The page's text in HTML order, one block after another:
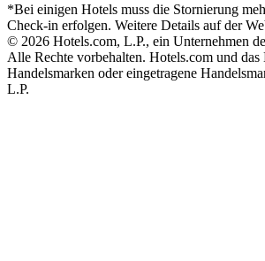
*Bei einigen Hotels muss die Stornierung
Check-in erfolgen. Weitere Details auf der
© 2026 Hotels.com, L.P., ein Unternehmen
Alle Rechte vorbehalten. Hotels.com und
Handelsmarken oder eingetragene
L.P.